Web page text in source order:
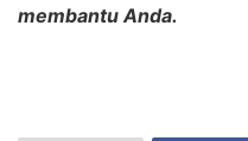
membantu Anda.